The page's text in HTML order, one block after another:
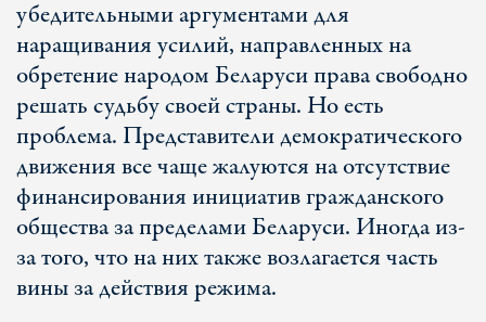
убедительными аргументами для
наращивания усилий, направленных на
обретение народом Беларуси права свободно
решать судьбу своей страны. Но есть
проблема. Представители демократического
движения все чаще жалуются на отсутствие
финансирования инициатив гражданского
общества за пределами Беларуси. Иногда из-
за того, что на них также возлагается часть
вины за действия режима.